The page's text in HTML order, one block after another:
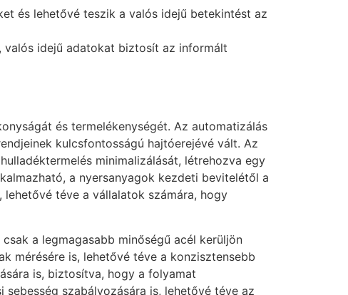
és lehetővé teszik a valós idejű betekintést az
valós idejű adatokat biztosít az informált
és termelékenységét. Az automatizálás
kulcsfontosságú hajtóerejévé vált. Az
minimalizálását, létrehozva egy
a nyersanyagok kezdeti bevitelétől a
téve a vállalatok számára, hogy
a legmagasabb minőségű acél kerüljön
mérésére is, lehetővé téve a konzisztensebb
is, biztosítva, hogy a folyamat
szabályozására is, lehetővé téve az